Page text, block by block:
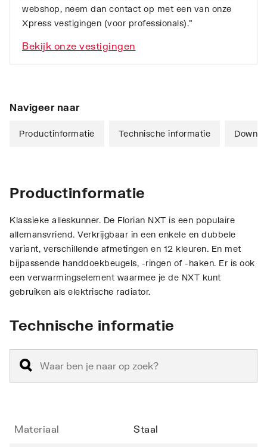
webshop, neem dan contact op met een van onze
Xpress vestigingen (voor professionals).”
Bekijk onze vestigingen
Navigeer naar
Productinformatie Technische informatie
Productinformatie
Klassieke alleskunner. De Florian NXT is een populaire
allemansvriend. Verkrijgbaar in een enkele en dubbele
variant, verschillende afmetingen en 12 kleuren. En met
bijpassende handdoekbeugels, -ringen of -haken. Er is ook
een verwarmingselement waarmee je de NXT kunt
gebruiken als elektrische radiator.
Technische informatie
Materiaal Staal